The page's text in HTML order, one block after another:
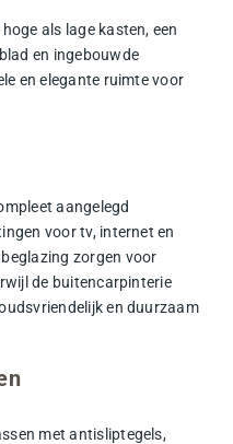
als lage kasten, een
en ingebouwde
en elegante ruimte voor
aangelegd
voor tv, internet en
zorgen voor
de buitencarpinterie
en duurzaam
met antisliptegels,